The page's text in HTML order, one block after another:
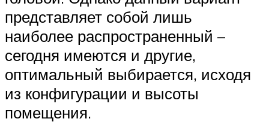
представляет собой лишь
наиболее распространенный –
сегодня имеются и другие,
оптимальный выбирается, исходя
из конфигурации и высоты
помещения.